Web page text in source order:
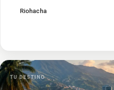
Riohacha
TU DESTINO